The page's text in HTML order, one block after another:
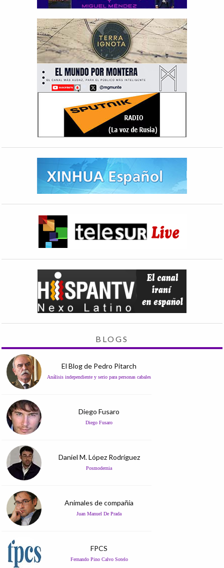
BLOGS
El Blog de Pedro Pitarch
Análisis independiente y serio para personas cabales
Diego Fusaro
Diego Fusaro
Daniel M. López Rodríguez
Posmodernia
Animales de compañía
Juan Manuel De Prada
FPCS
Fernando Pino Calvo Sotelo